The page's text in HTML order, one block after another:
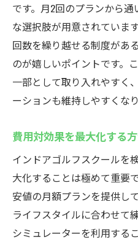
です。月2回のプランから
な選択肢が用意されていま
回数を繰り越せる制度があ
のが嬉しいポイントです。
一部として取り入れやすく
ーションも維持しやすくなり
費用対効果を最大化する
インドアゴルフスクールを
大化することは極めて重要
安値の月額プランを提供し
ライフスタイルに合わせて
シミュレーターを利用する